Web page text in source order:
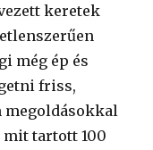
keretek
még ép és
friss,
megoldásokkal
tartott 100